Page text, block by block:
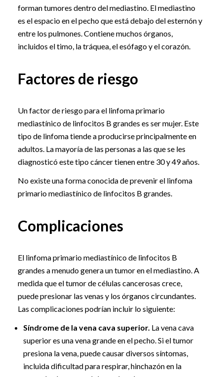
forman tumores dentro del mediastino. El mediastino
es el espacio en el pecho que está debajo del esternón y
entre los pulmones. Contiene muchos órganos,
incluidos el timo, la tráquea, el esófago y el corazón.
Factores de riesgo
Un factor de riesgo para el linfoma primario
mediastínico de linfocitos B grandes es ser mujer. Este
tipo de linfoma tiende a producirse principalmente en
adultos. La mayoría de las personas a las que se les
diagnosticó este tipo cáncer tienen entre 30 y 49 años.
No existe una forma conocida de prevenir el linfoma
primario mediastínico de linfocitos B grandes.
Complicaciones
El linfoma primario mediastínico de linfocitos B
grandes a menudo genera un tumor en el mediastino. A
medida que el tumor de células cancerosas crece,
puede presionar las venas y los órganos circundantes.
Las complicaciones podrían incluir lo siguiente:
Síndrome de la vena cava superior. La vena cava
superior es una vena grande en el pecho. Si el tumor
presiona la vena, puede causar diversos síntomas,
incluida dificultad para respirar, hinchazón en la